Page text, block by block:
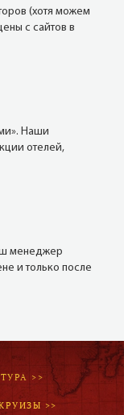
(хотя можем
с сайтов в
Наши
отелей,
менеджер
и только после
>>
>>